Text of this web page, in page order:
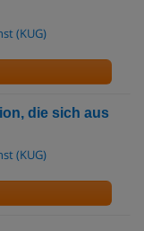
(KUG)
die sich aus
(KUG)